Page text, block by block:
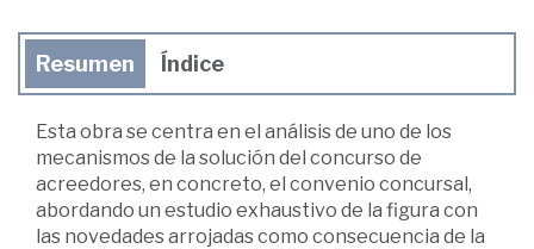
Resumen Índice
Esta obra se centra en el análisis de uno de los
mecanismos de la solución del concurso de
acreedores, en concreto, el convenio concursal,
abordando un estudio exhaustivo de la figura con
las novedades arrojadas como consecuencia de la